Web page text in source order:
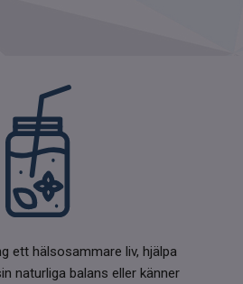
ett hälsosammare liv, hjälpa
naturliga balans eller känner